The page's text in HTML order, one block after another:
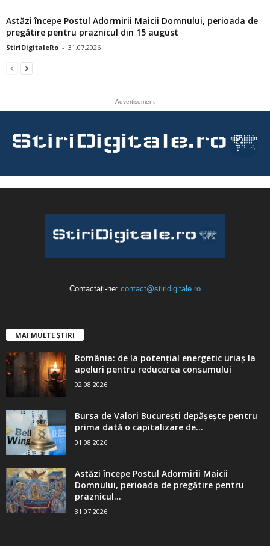
Astăzi începe Postul Adormirii Maicii Domnului, perioada de
pregătire pentru praznicul din 15 august
StiriDigitaleRo - 31.07.2026
- Advertisement -
Contactați-ne: contact@stiridigitale.ro
MAI MULTE ȘTIRI
România: de la potențial energetic uriaș la
apeluri pentru reducerea consumului
02.08.2026
Bursa de Valori București depășește pentru
prima dată o capitalizare de...
01.08.2026
Astăzi începe Postul Adormirii Maicii
Domnului, perioada de pregătire pentru
praznicul...
31.07.2026